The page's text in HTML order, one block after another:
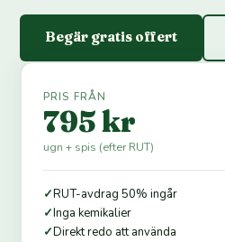
Begär gratis offert
PRIS FRÅN
795 kr
ugn + spis (efter RUT)
✓RUT-avdrag 50% ingår
✓Inga kemikalier
✓Direkt redo att använda